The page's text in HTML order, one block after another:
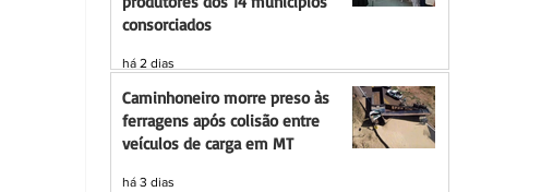
consorciados
há 2 dias
Caminhoneiro morre preso às
ferragens após colisão entre
veículos de carga em MT
há 3 dias